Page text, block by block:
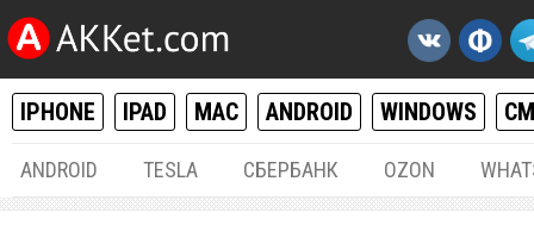
IPHONE IPAD MAC ANDROID WINDOWS
ANDROID TESLA СБЕРБАНК OZON